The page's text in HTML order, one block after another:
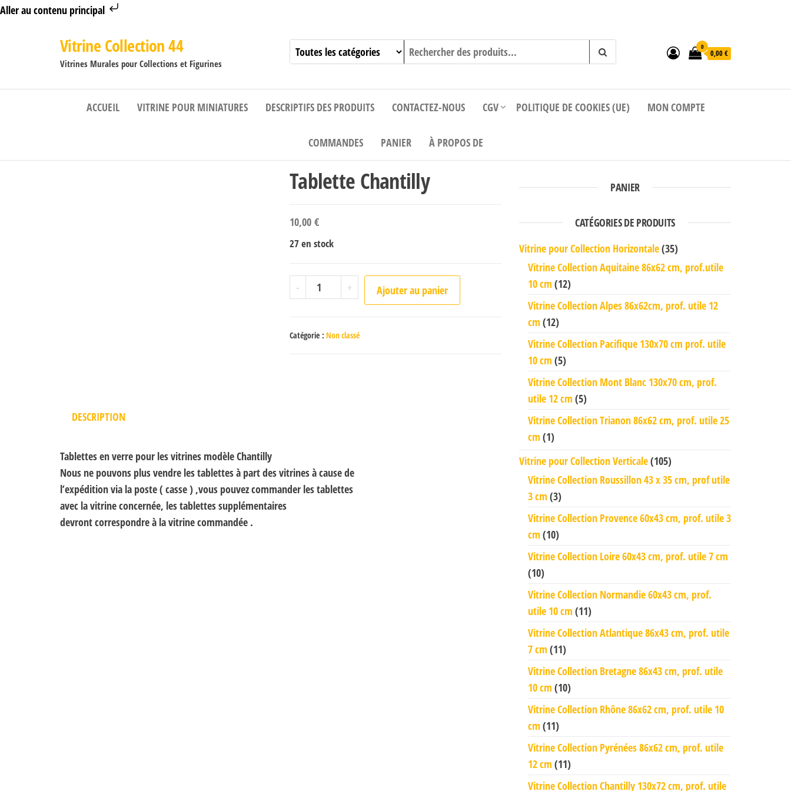
Aller au contenu principal
Vitrine Collection 44
Vitrines Murales pour Collections et Figurines
0
0,00 €
ACCUEIL VITRINE POUR MINIATURES DESCRIPTIFS DES PRODUITS CONTACTEZ-NOUS CGV POLITIQUE DE COOKIES (UE) MON COMPTE
COMMANDES PANIER À PROPOS DE
Tablette Chantilly
10,00 €
27 en stock
- quantité de Tablette Chantilly
+ Ajouter au panier
Catégorie : Non classé
DESCRIPTION
Tablettes en verre pour les vitrines modèle Chantilly
Nous ne pouvons plus vendre les tablettes à part des vitrines à cause de
l’expédition via la poste ( casse ) ,vous pouvez commander les tablettes
avec la vitrine concernée, les tablettes supplémentaires
devront correspondre à la vitrine commandée .
PANIER
CATÉGORIES DE PRODUITS
Vitrine pour Collection Horizontale(35)
Vitrine Collection Aquitaine 86x62 cm, prof.utile
10 cm (12)
Vitrine Collection Alpes 86x62cm, prof. utile 12
cm (12)
Vitrine Collection Pacifique 130x70 cm prof. utile
10 cm (5)
Vitrine Collection Mont Blanc 130x70 cm, prof.
utile 12 cm (5)
Vitrine Collection Trianon 86x62 cm, prof. utile 25
cm (1)
Vitrine pour Collection Verticale(105)
Vitrine Collection Roussillon 43 x 35 cm, prof utile
3 cm (3)
Vitrine Collection Provence 60x43 cm, prof. utile 3
cm (10)
Vitrine Collection Loire 60x43 cm, prof. utile 7 cm
(10)
Vitrine Collection Normandie 60x43 cm, prof.
utile 10 cm (11)
Vitrine Collection Atlantique 86x43 cm, prof. utile
7 cm (11)
Vitrine Collection Bretagne 86x43 cm, prof. utile
10 cm (10)
Vitrine Collection Rhône 86x62 cm, prof. utile 10
cm (11)
Vitrine Collection Pyrénées 86x62 cm, prof. utile
12 cm (11)
Vitrine Collection Chantilly 130x72 cm, prof. utile